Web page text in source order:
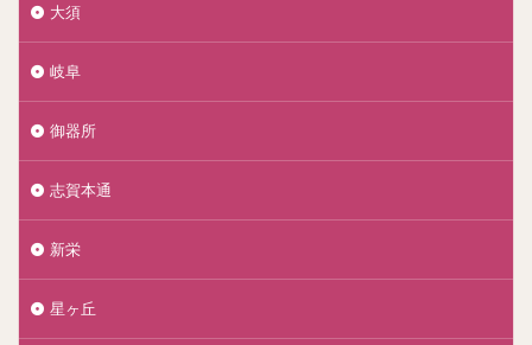
大須
岐阜
御器所
志賀本通
新栄
星ヶ丘